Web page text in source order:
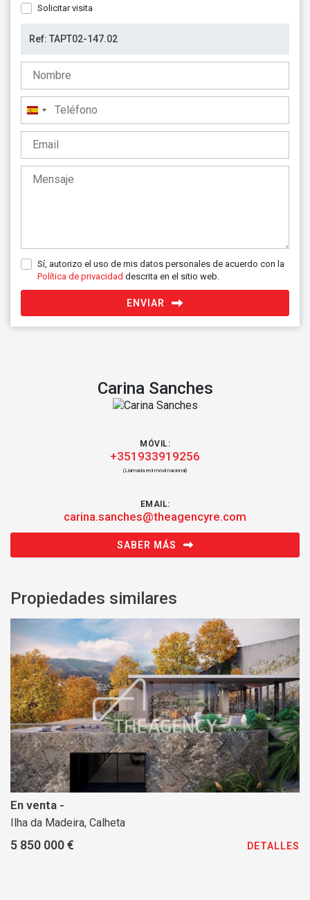
Solicitar visita
España
+34
Sí, autorizo el uso de mis datos personales de acuerdo con la
Política de privacidad descrita en el sitio web.
ENVIAR
Carina Sanches
MÓVIL:
+351933919256
(Llamada red móvil nacional)
EMAIL:
carina.sanches@theagencyre.com
SABER MÁS
Propiedades similares
En venta -
Ilha da Madeira, Calheta
5 850 000 € DETALLES